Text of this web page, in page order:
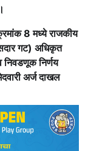
8 मध्ये राजकीय
गट) अधिकृत
निवडणूक निर्णय
अर्ज दाखल